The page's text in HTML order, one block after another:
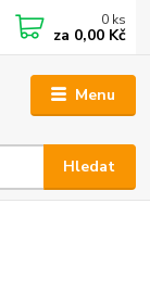
Menu
Hledat
0 ks
za 0,00 Kč